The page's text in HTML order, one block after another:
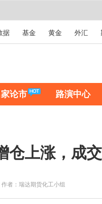
据 基金 黄金 外汇
论市 路演中心
仓上涨，成
作者：瑞达期货化工小组